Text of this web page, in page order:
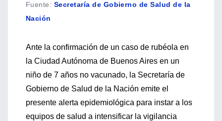
Fuente: Secretaría de Gobierno de Salud de la
Nación
Ante la confirmación de un caso de rubéola en
la Ciudad Autónoma de Buenos Aires en un
niño de 7 años no vacunado, la Secretaría de
Gobierno de Salud de la Nación emite el
presente alerta epidemiológica para instar a los
equipos de salud a intensificar la vigilancia